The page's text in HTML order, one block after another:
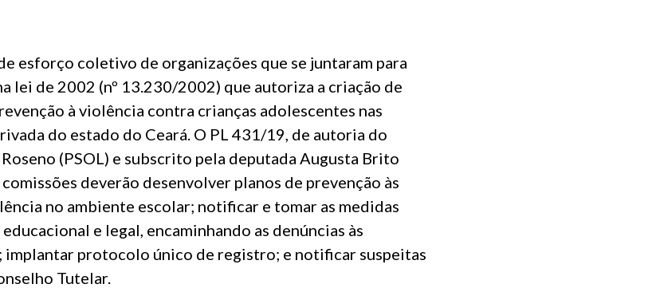
esforço coletivo de organizações que se juntaram para
lei de 2002 (nº 13.230/2002) que autoriza a criação de
à violência contra crianças adolescentes nas
do estado do Ceará. O PL 431/19, de autoria do
(PSOL) e subscrito pela deputada Augusta Brito
deverão desenvolver planos de prevenção às
no ambiente escolar; notificar e tomar as medidas
e legal, encaminhando as denúncias às
implantar protocolo único de registro; e notificar suspeitas
Tutelar.